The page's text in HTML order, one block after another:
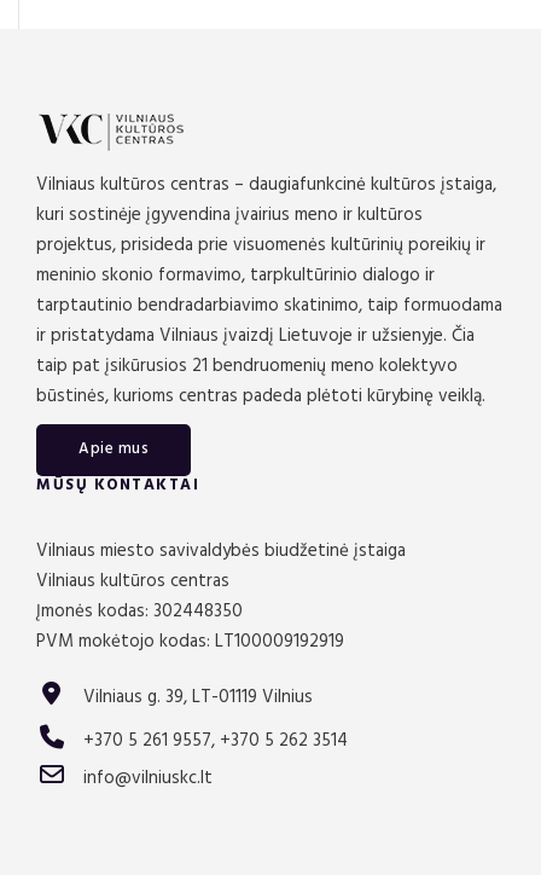
Vilniaus kultūros centras – daugiafunkcinė kultūros įstaiga,
kuri sostinėje įgyvendina įvairius meno ir kultūros
projektus, prisideda prie visuomenės kultūrinių poreikių ir
meninio skonio formavimo, tarpkultūrinio dialogo ir
tarptautinio bendradarbiavimo skatinimo, taip formuodama
ir pristatydama Vilniaus įvaizdį Lietuvoje ir užsienyje. Čia
taip pat įsikūrusios 21 bendruomenių meno kolektyvo
būstinės, kurioms centras padeda plėtoti kūrybinę veiklą.
Apie mus
MŪSŲ KONTAKTAI
Vilniaus miesto savivaldybės biudžetinė įstaiga
Vilniaus kultūros centras
Įmonės kodas: 302448350
PVM mokėtojo kodas: LT100009192919
Vilniaus g. 39, LT-01119 Vilnius
+370 5 261 9557, +370 5 262 3514
info@vilniuskc.lt